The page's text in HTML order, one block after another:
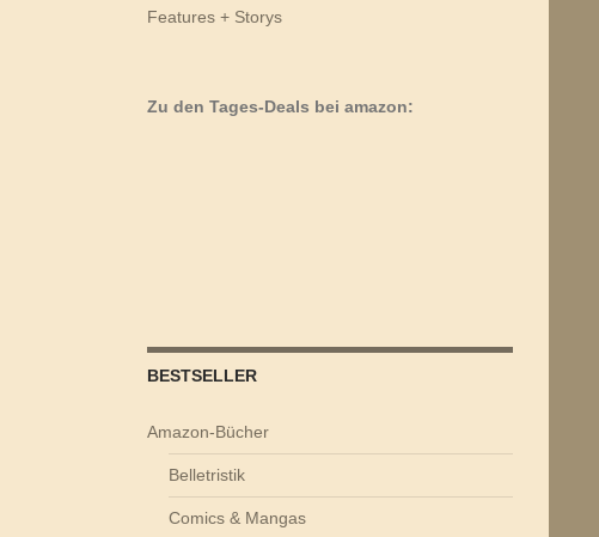
Features + Storys
Zu den Tages-Deals bei amazon:
BESTSELLER
Amazon-Bücher
Belletristik
Comics & Mangas